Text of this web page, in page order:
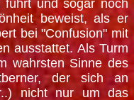
und sogar noch
beweist, als er
bei "Confusion" mit
ausstattet. Als Turm
wahrsten Sinne des
der sich an
nicht nur um das